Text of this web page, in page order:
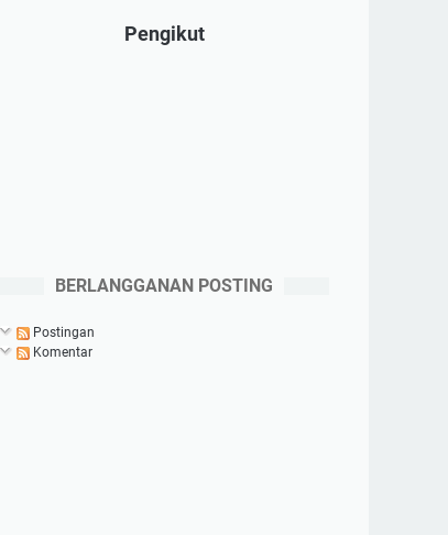
Pengikut
BERLANGGANAN POSTING
Postingan
Komentar